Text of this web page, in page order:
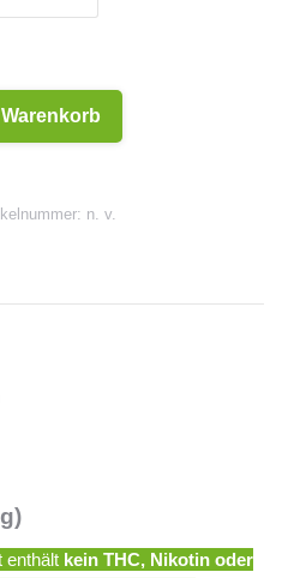
Warenkorb
n. v.
enthält kein THC, Nikotin oder